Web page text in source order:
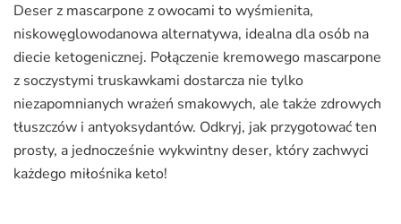
Deser z mascarpone z owocami to wyśmienita,
niskowęglowodanowa alternatywa, idealna dla osób na
diecie ketogenicznej. Połączenie kremowego mascarpone
z soczystymi truskawkami dostarcza nie tylko
niezapomnianych wrażeń smakowych, ale także zdrowych
tłuszczów i antyoksydantów. Odkryj, jak przygotować ten
prosty, a jednocześnie wykwintny deser, który zachwyci
każdego miłośnika keto!